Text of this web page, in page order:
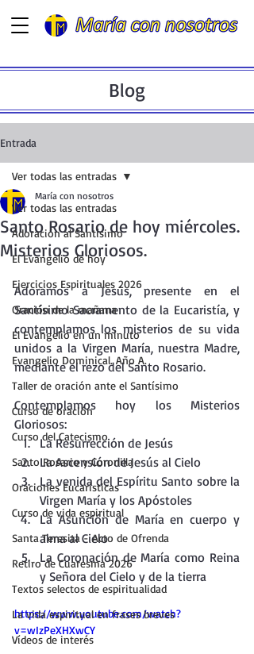
Blog
Entrada
Ver todas las entradas
Adoración al Santísimo
El Evangelio de hoy
Ejercicios Espirituales 2026
Oración de la mañana
El Evangelio en un minuto
Evangelio Dominical. Año A.
Taller de oración ante el Santísimo
Curso de oración
Curso del Catecismo
Santo Rosario y Coronilla
Oraciones Eucarísticas
Curso de vida espiritual
Santa Teresita - Acto de Ofrenda
Retiro de Cuaresma 2026
Textos selectos de espiritualidad
La vida espiritual en frases breves
Vídeos de interés
Ver todas las entradas
Santo Rosario de hoy miércoles.
Misterios Gloriosos.
María con nosotros
Adoramos a Jesús, presente en el
Santísimo Sacramento de la Eucaristía, y
contemplamos los misterios de su vida
unidos a la Virgen María, nuestra Madre,
mediante el rezo del Santo Rosario.
Contemplamos hoy los Misterios
Gloriosos:
La Resurrección de Jesús
La Ascensión de Jesús al Cielo
La venida del Espíritu Santo sobre la
Virgen María y los Apóstoles
La Asunción de María en cuerpo y
alma al Cielo
La Coronación de María como Reina
y Señora del Cielo y de la tierra
https://www.youtube.com/watch?
v=wIzPeXHXwCY